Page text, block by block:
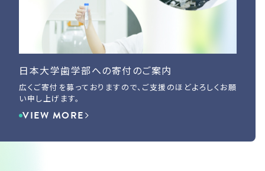
日本大学歯学部への寄付のご案内
広くご寄付を募っておりますので、ご支援のほどよろしくお願
い申し上げます。
VIEW MORE